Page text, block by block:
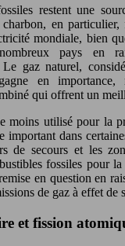
restent une
en
mondiale, bien
pays en
Le gaz naturel,
en importance,
qui offrent un
moins utilisé pour la
important dans
de secours et les
fossiles pour
en question en
de gaz à effet de
et fission